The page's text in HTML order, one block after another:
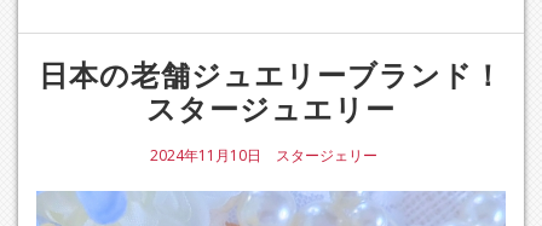
日本の老舗ジュエリーブランド！
スタージュエリー
2024年11月10日 スタージェリー